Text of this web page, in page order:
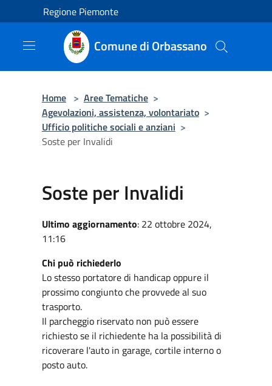
Salta al contenuto principale
Regione Piemonte
Comune di Orbassano
Home > Aree Tematiche >
Agevolazioni, assistenza, volontariato >
Ufficio politiche sociali e anziani >
Soste per Invalidi
Soste per Invalidi
Ultimo aggiornamento: 22 ottobre 2024,
11:16
Chi può richiederlo
Lo stesso portatore di handicap oppure il
prossimo congiunto che provvede al suo
trasporto.
Il parcheggio riservato non può essere
richiesto se il richiedente ha la possibilità di
ricoverare l'auto in garage, cortile interno o
posto auto.